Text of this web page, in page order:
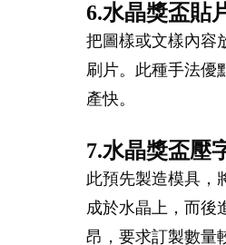
6.水晶獎盃貼
把圖樣或文樣內容
刷片。此種手法優
產快。
7.水晶獎盃壓
此預先製造模具，
成於水晶上，而後
昂，要求訂製數量